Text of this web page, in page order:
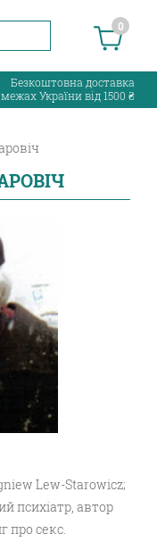
0
Безкоштовна доставка
України від 1500 ₴
Lew-Starowicz;
психіатр, автор
про секс.